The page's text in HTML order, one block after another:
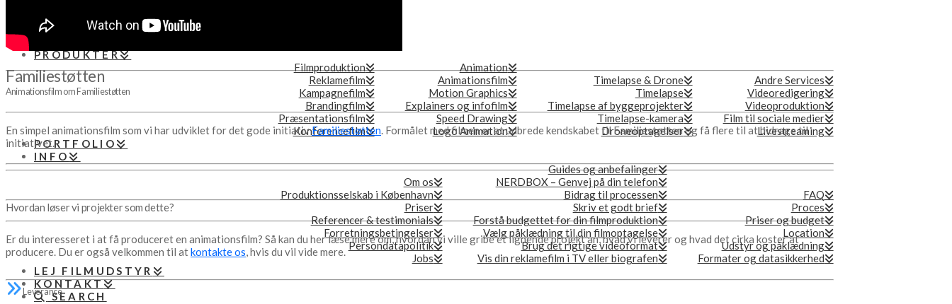
KONTAKT
SEARCH
PRODUKTER
Filmproduktion
Reklamefilm
Kampagnefilm
Brandingfilm
Præsentationsfilm
Konferencefilm
Animation
Animationsfilm
Motion Graphics
Explainers og infofilm
Speed Drawing
Logo Animation
Timelapse & Drone
Timelapse
Timelapse af byggeprojekter
Timelapse-kamera
Droneoptagelser
Andre Services
Videoredigering
Videoproduktion
Film til sociale medier
Livestreaming
PORTFOLIO
INFO
Om os
Produktionsselskab i København
Priser
Referencer & testimonials
Forretningsbetingelser
Persondatapolitik
Jobs
Guides og anbefalinger
NERDBOX – Genvej på din telefon
Bidrag til processen
Skriv et godt brief
Forstå budgettet for din filmproduktion
Vælg påklædning til din filmoptagelse
Brug det rigtige videoformat
Vis din reklamefilm i TV eller biografen
FAQ
Proces
Priser og budget
Location
Udstyr og påklædning
Formater og datasikkerhed
LEJ FILMUDSTYR
KONTAKT
SEARCH
Familiestøtten
Animationsfilm om Familiestøtten
En simpel animationsfilm som vi har udviklet for det gode initiativFamiliestøtten. Formålet med filmen er at udbrede kendskabet til Familiestøtten og få flere til at bidrage til
initiativet.
Hvordan løser vi projekter som dette?
Er du interesseret i at få produceret en animationsfilm? Så kan du her læse mere om, hvordan vi ville gribe et lignende projekt an, hvad vi leverer og hvad det cirka koster at
producere. Du er også velkommen til atkontakte os, hvis du vil vide mere.
Leverance